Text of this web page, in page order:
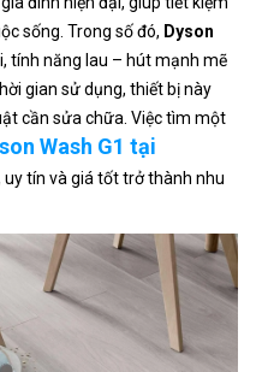
sống. Trong số đó, Dyson
tính năng lau – hút mạnh mẽ
gian sử dụng, thiết bị này
cần sửa chữa. Việc tìm một
Wash G1 tại
uy tín và giá tốt trở thành nhu